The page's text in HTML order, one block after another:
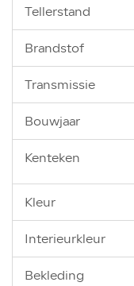
Tellerstand
Brandstof
Transmissie
Bouwjaar
Kenteken
Kleur
Interieurkleur
Bekleding